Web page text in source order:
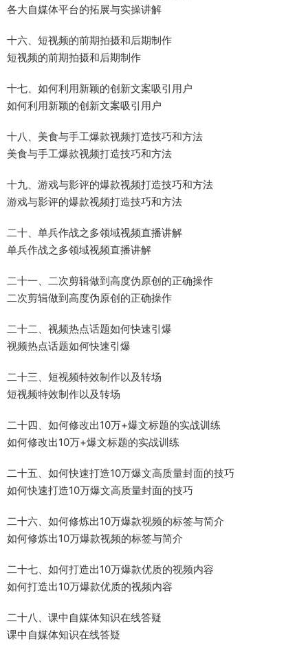
各大自媒体平台的拓展与实操讲解
十六、短视频的前期拍摄和后期制作
短视频的前期拍摄和后期制作
十七、如何利用新颖的创新文案吸引用户
如何利用新颖的创新文案吸引用户
十八、美食与手工爆款视频打造技巧和方法
美食与手工爆款视频打造技巧和方法
十九、游戏与影评的爆款视频打造技巧和方法
游戏与影评的爆款视频打造技巧和方法
二十、单兵作战之多领域视频直播讲解
单兵作战之多领域视频直播讲解
二十一、二次剪辑做到高度伪原创的正确操作
二次剪辑做到高度伪原创的正确操作
二十二、视频热点话题如何快速引爆
视频热点话题如何快速引爆
二十三、短视频特效制作以及转场
短视频特效制作以及转场
二十四、如何修改出10万+爆文标题的实战训练
如何修改出10万+爆文标题的实战训练
二十五、如何快速打造10万爆文高质量封面的技巧
如何快速打造10万爆文高质量封面的技巧
二十六、如何修炼出10万爆款视频的标签与简介
如何修炼出10万爆款视频的标签与简介
二十七、如何打造出10万爆款优质的视频内容
如何打造出10万爆款优质的视频内容
二十八、课中自媒体知识在线答疑
课中自媒体知识在线答疑